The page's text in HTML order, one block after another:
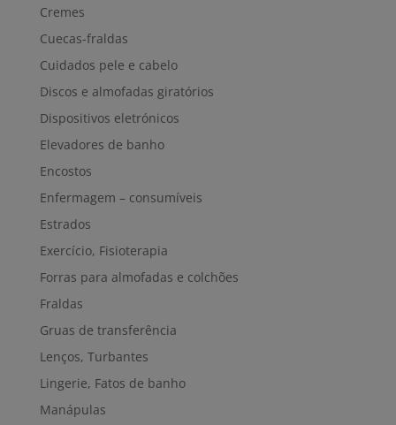
Cremes
Cuecas-fraldas
Cuidados pele e cabelo
Discos e almofadas giratórios
Dispositivos eletrónicos
Elevadores de banho
Encostos
Enfermagem – consumíveis
Estrados
Exercício, Fisioterapia
Forras para almofadas e colchões
Fraldas
Gruas de transferência
Lenços, Turbantes
Lingerie, Fatos de banho
Manápulas